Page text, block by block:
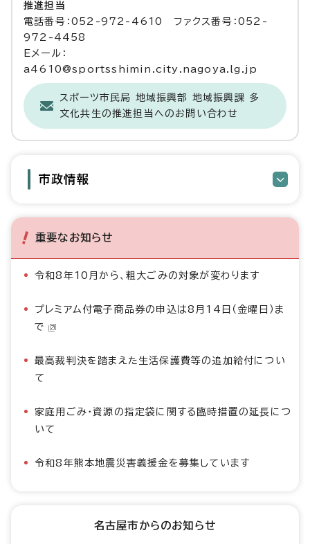
推進担当
電話番号：052-972-4610 ファクス番号：052-
972-4458
Eメール：
a4610@sportsshimin.city.nagoya.lg.jp
スポーツ市民局 地域振興部 地域振興課 多
文化共生の推進担当へのお問い合わせ
市政情報
重要なお知らせ
令和8年10月から、粗大ごみの対象が変わります
プレミアム付電子商品券の申込は8月14日（金曜日）ま
で
最高裁判決を踏まえた生活保護費等の追加給付につい
て
家庭用ごみ・資源の指定袋に関する臨時措置の延長につ
いて
令和8年熊本地震災害義援金を募集しています
名古屋市からのお知らせ